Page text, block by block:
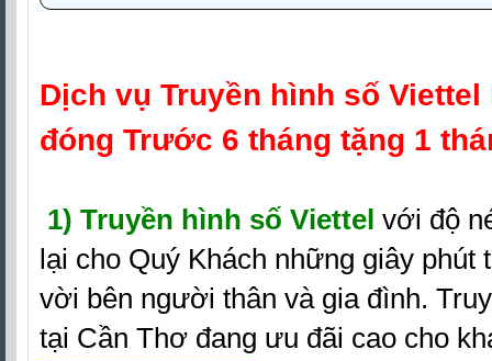
Dịch vụ Truyền hình số Viettel
đóng Trước 6 tháng tặng 1
1) Truyền hình số Viettel với độ
lại cho Quý Khách những giây phút
vời bên người thân và gia đình.
tại Cần Thơ đang ưu đãi cao cho